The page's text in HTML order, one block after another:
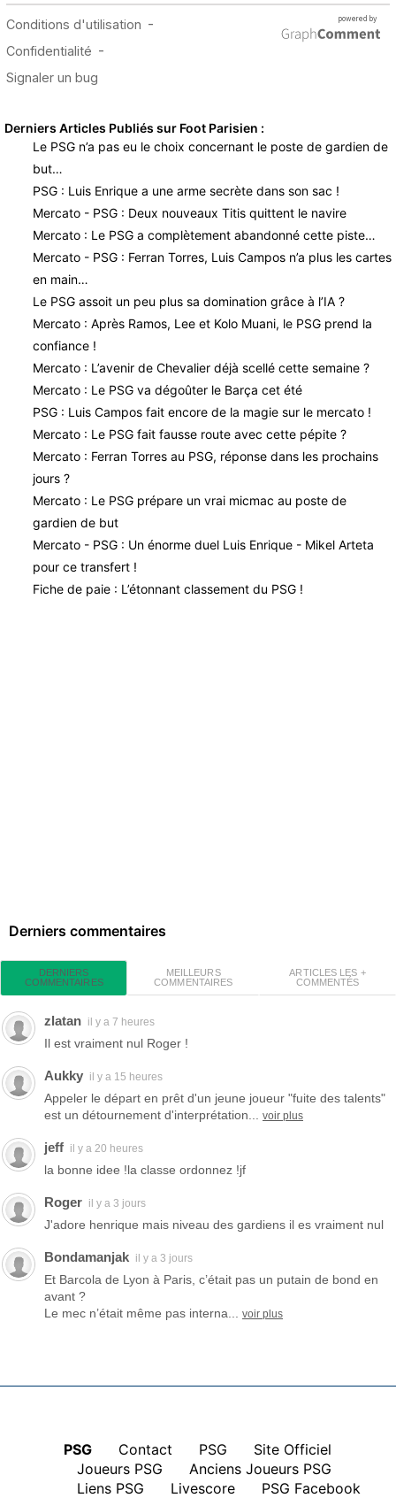
Derniers Articles Publiés sur Foot Parisien :
Le PSG n’a pas eu le choix concernant le poste de gardien de
but…
PSG : Luis Enrique a une arme secrète dans son sac !
Mercato - PSG : Deux nouveaux Titis quittent le navire
Mercato : Le PSG a complètement abandonné cette piste…
Mercato - PSG : Ferran Torres, Luis Campos n’a plus les cartes
en main…
Le PSG assoit un peu plus sa domination grâce à l’IA ?
Mercato : Après Ramos, Lee et Kolo Muani, le PSG prend la
confiance !
Mercato : L’avenir de Chevalier déjà scellé cette semaine ?
Mercato : Le PSG va dégoûter le Barça cet été
PSG : Luis Campos fait encore de la magie sur le mercato !
Mercato : Le PSG fait fausse route avec cette pépite ?
Mercato : Ferran Torres au PSG, réponse dans les prochains
jours ?
Mercato : Le PSG prépare un vrai micmac au poste de
gardien de but
Mercato - PSG : Un énorme duel Luis Enrique - Mikel Arteta
pour ce transfert !
Fiche de paie : L’étonnant classement du PSG !
Derniers commentaires
DERNIERS
COMMENTAIRES
MEILLEURS
COMMENTAIRES
ARTICLES LES +
COMMENTÉS
zlatan il y a 7 heures
Il est vraiment nul Roger !
Aukky il y a 15 heures
Appeler le départ en prêt d'un jeune joueur "fuite des talents"
est un détournement d'interprétation...
voir plus
jeff il y a 20 heures
la bonne idee !la classe ordonnez !jf
Roger il y a 3 jours
J'adore henrique mais niveau des gardiens il es vraiment nul
Bondamanjak il y a 3 jours
Et Barcola de Lyon à Paris, c’était pas un putain de bond en
avant ?
Le mec n’était même pas interna...
voir plus
PSG Contact PSG
Site Officiel
Joueurs PSG
Anciens Joueurs PSG
Liens PSG Livescore PSG Facebook